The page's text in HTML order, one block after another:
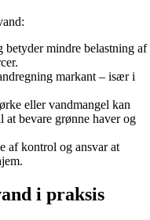
mindre belastning af
markant – især i
eller vandmangel kan
bevare grønne haver og
af kontrol og ansvar at
i praksis